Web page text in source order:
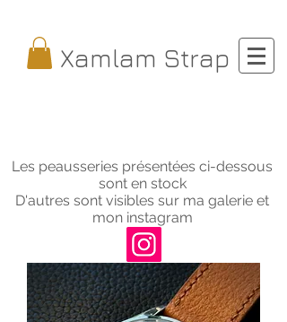
Xamlam Strap
Les peausseries présentées ci-dessous
sont en stock
D'autres sont visibles sur ma galerie et
mon instagram